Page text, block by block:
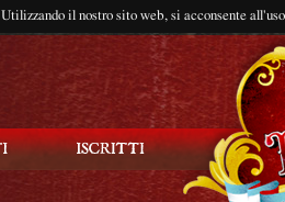
Utilizzando il nostro sito web, si acconsente